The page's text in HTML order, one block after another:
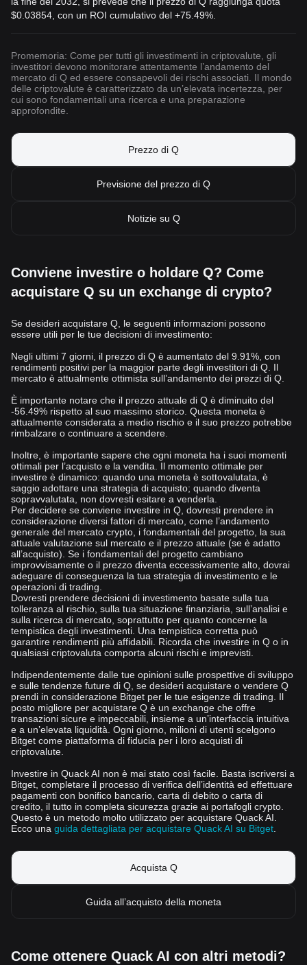
$0.03854 , con un ROI cumulativo del +75.49%.
Promemoria: Come per tutti gli investimenti in criptovalute, gli
investitori devono monitorare attentamente l’andamento del
mercato di Q ed essere consapevoli dei rischi associati. Il mondo
delle criptovalute è caratterizzato da un’elevata incertezza, per
cui sono fondamentali una ricerca e una preparazione
approfondite.
Prezzo di Q
Previsione del prezzo di Q
Notizie su Q
Conviene investire o holdare Q? Come
acquistare Q su un exchange di crypto?
Se desideri acquistare Q, le seguenti informazioni possono
essere utili per le tue decisioni di investimento:
Negli ultimi 7 giorni, il prezzo di Q è aumentato del 9.91%, con
rendimenti positivi per la maggior parte degli investitori di Q. Il
mercato è attualmente ottimista sull’andamento dei prezzi di Q.
È importante notare che il prezzo attuale di Q è diminuito del
-56.49% rispetto al suo massimo storico. Questa moneta è
attualmente considerata a medio rischio e il suo prezzo potrebbe
rimbalzare o continuare a scendere.
Inoltre, è importante sapere che ogni moneta ha i suoi momenti
ottimali per l’acquisto e la vendita. Il momento ottimale per
investire è dinamico: quando una moneta è sottovalutata, è
saggio adottare una strategia di acquisto; quando diventa
sopravvalutata, non dovresti esitare a venderla.
Per decidere se conviene investire in Q, dovresti prendere in
considerazione diversi fattori di mercato, come l’andamento
generale del mercato crypto, i fondamentali del progetto, la sua
attuale valutazione sul mercato e il prezzo attuale (se è adatto
all’acquisto). Se i fondamentali del progetto cambiano
improvvisamente o il prezzo diventa eccessivamente alto, dovrai
adeguare di conseguenza la tua strategia di investimento e le
operazioni di trading.
Dovresti prendere decisioni di investimento basate sulla tua
tolleranza al rischio, sulla tua situazione finanziaria, sull’analisi e
sulla ricerca di mercato, soprattutto per quanto concerne la
tempistica degli investimenti. Una tempistica corretta può
garantire rendimenti più affidabili. Ricorda che investire in Q o in
qualsiasi criptovaluta comporta alcuni rischi e imprevisti.
Indipendentemente dalle tue opinioni sulle prospettive di sviluppo
e sulle tendenze future di Q, se desideri acquistare o vendere Q
prendi in considerazione Bitget per le tue esigenze di trading. Il
posto migliore per acquistare Q è un exchange che offre
transazioni sicure e impeccabili, insieme a un’interfaccia intuitiva
e a un’elevata liquidità. Ogni giorno, milioni di utenti scelgono
Bitget come piattaforma di fiducia per i loro acquisti di
criptovalute.
Investire in Quack AI non è mai stato così facile. Basta iscriversi a
Bitget, completare il processo di verifica dell’identità ed effettuare
pagamenti con bonifico bancario, carta di debito o carta di
credito, il tutto in completa sicurezza grazie ai portafogli crypto.
Questo è un metodo molto utilizzato per acquistare Quack AI.
Ecco una guida dettagliata per acquistare Quack AI su Bitget
Acquista Q
Guida all’acquisto della moneta
Come ottenere Quack AI con altri metodi?